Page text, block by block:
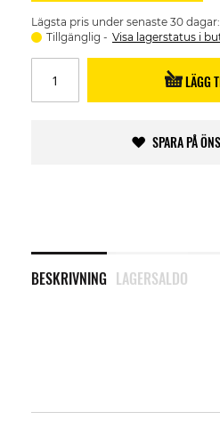
Lägsta pris under senaste 30 dagar:
Tillgänglig
Visa lagerstatus i
LÄGG
SPARA PÅ
BESKRIVNING LAGERSALDO